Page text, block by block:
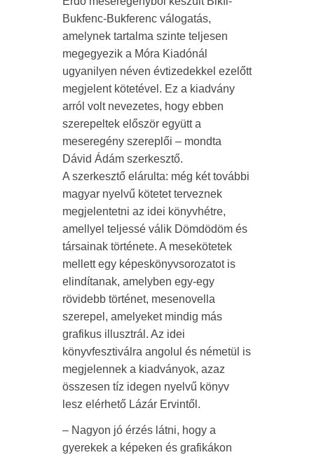
Bukfenc-Bukferenc válogatás,
amelynek tartalma szinte teljesen
megegyezik a Móra Kiadónál
ugyanilyen néven évtizedekkel ezelőtt
megjelent kötetével. Ez a kiadvány
arról volt nevezetes, hogy ebben
szerepeltek először együtt a
meseregény szereplői – mondta
Dávid Ádám szerkesztő.
A szerkesztő elárulta: még két további
magyar nyelvű kötetet terveznek
megjelentetni az idei könyvhétre,
amellyel teljessé válik Dömdödöm és
társainak története. A mesekötetek
mellett egy képeskönyvsorozatot is
elindítanak, amelyben egy-egy
rövidebb történet, mesenovella
szerepel, amelyeket mindig más
grafikus illusztrál. Az idei
könyvfesztiválra angolul és németül is
megjelennek a kiadványok, azaz
összesen tíz idegen nyelvű könyv
lesz elérhető Lázár Ervintől.
– Nagyon jó érzés látni, hogy a
gyerekek a képeken és grafikákon